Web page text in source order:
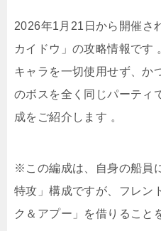
2026年1月21日から開催さ
カイドウ」の攻略情報です
キャラを一切使用せず、か
のボスを全く同じパーティ
成をご紹介します 。
※この編成は、自身の船員
特攻」構成ですが、フレン
ク＆アプー」を借りること